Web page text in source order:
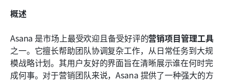
概述
Asana 是市场上最受欢迎且备受好评的营销项目管理工具
之一。它擅长帮助团队协调复杂工作，从日常任务到大规
模战略计划。其用户友好的界面旨在清晰展示谁在何时完
成何事。对于营销团队来说，Asana 提供了一种强大的方